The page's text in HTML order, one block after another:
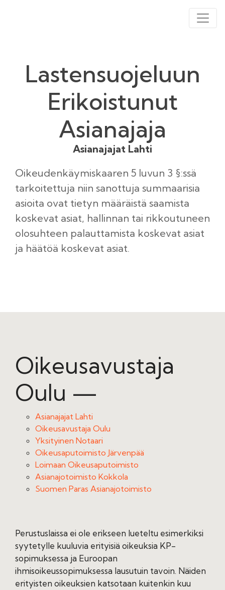
Lastensuojeluun
Erikoistunut
Asianajaja
Asianajajat Lahti
Oikeudenkäymiskaaren 5 luvun 3 §:ssä
tarkoitettuja niin sanottuja summaarisia
asioita ovat tietyn määräistä saamista
koskevat asiat, hallinnan tai rikkoutuneen
olosuhteen palauttamista koskevat asiat
ja häätöä koskevat asiat.
Oikeusavustaja
Oulu —
Asianajajat Lahti
Oikeusavustaja Oulu
Yksityinen Notaari
Oikeusaputoimisto Järvenpää
Loimaan Oikeusaputoimisto
Asianajotoimisto Kokkola
Suomen Paras Asianajotoimisto
Perustuslaissa ei ole erikseen lueteltu esimerkiksi
syytetylle kuuluvia erityisiä oikeuksia KP-
sopimuksessa ja Euroopan
ihmisoikeussopimuksessa lausutuin tavoin. Näiden
erityisten oikeuksien katsotaan kuitenkin kuu